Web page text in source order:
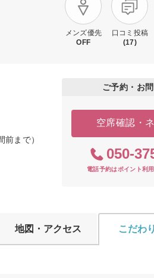
メンズ優先
OFF
口コミ投稿
(17)
まで）
ご予約・お
空席確認・
050-
電話予約はポイント利
地図・アクセス こだわ